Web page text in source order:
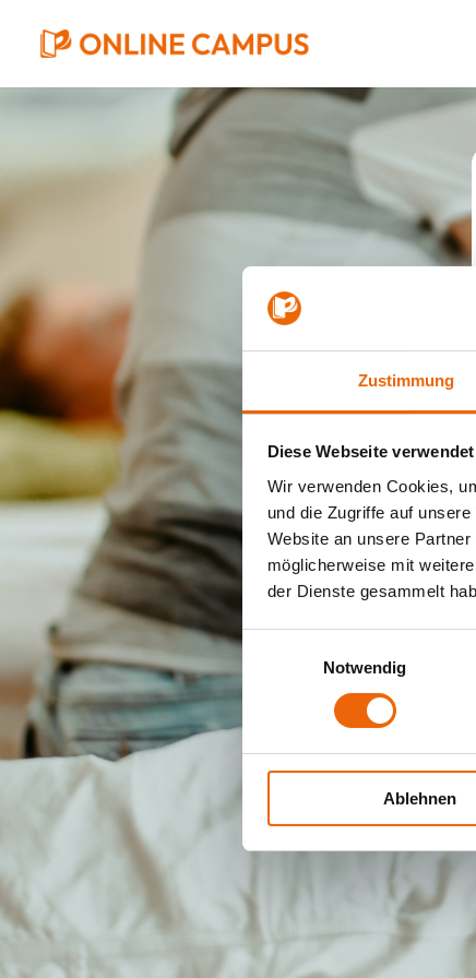
Zustimmung
Diese Webseite
Wir verwenden Cookies,
und die Zugriffe auf
Website an unsere
möglicherweise mit
der Dienste gesammelt
Einwilligungsauswahl
Notwendig
Ablehnen